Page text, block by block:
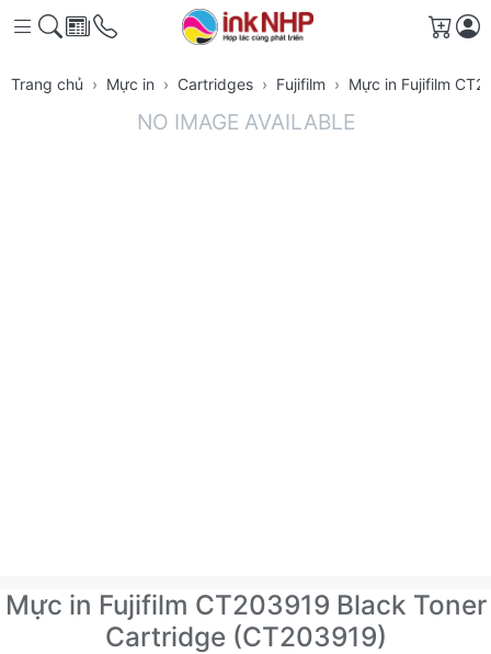
Giỏ
Trang chủ Mực in Cartridges Fujifilm Mực in Fujifilm
Mực in Fujifilm CT203919 Black Toner
Cartridge (CT203919)